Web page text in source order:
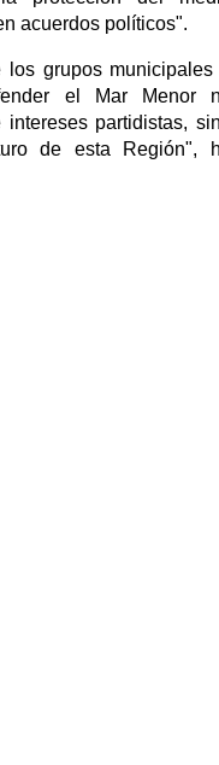
acuerdos políticos".
grupos municipales
el Mar Menor
partidistas,
de esta Región",